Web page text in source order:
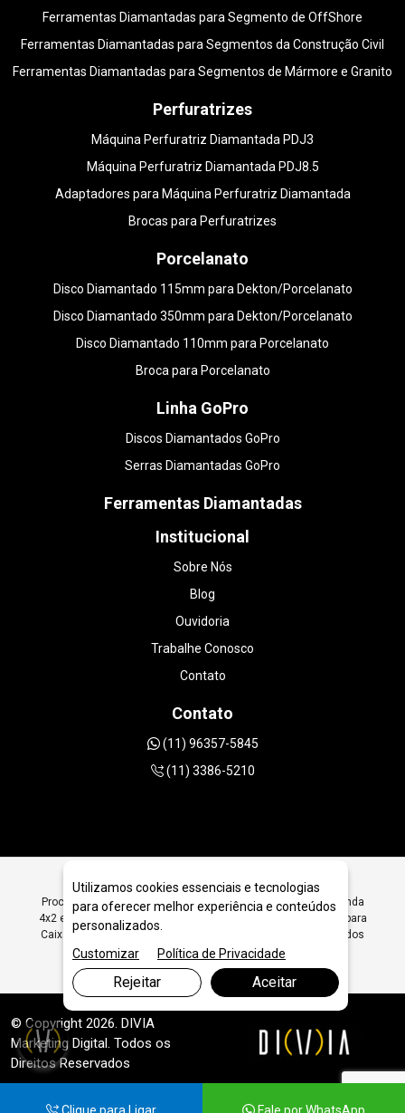
Ferramentas Diamantadas para Segmento de OffShore
Ferramentas Diamantadas para Segmentos da Construção Civil
Ferramentas Diamantadas para Segmentos de Mármore e Granito
Perfuratrizes
Máquina Perfuratriz Diamantada PDJ3
Máquina Perfuratriz Diamantada PDJ8.5
Adaptadores para Máquina Perfuratriz Diamantada
Brocas para Perfuratrizes
Porcelanato
Disco Diamantado 115mm para Dekton/Porcelanato
Disco Diamantado 350mm para Dekton/Porcelanato
Disco Diamantado 110mm para Porcelanato
Broca para Porcelanato
Linha GoPro
Discos Diamantados GoPro
Serras Diamantadas GoPro
Ferramentas Diamantadas
Institucional
Sobre Nós
Blog
Ouvidoria
Trabalhe Conosco
Contato
Contato
(11) 96357-5845
(11) 3386-5210
Procurando Serra Copo Diamantada para Caixa Elétrica Redonda
4x2 em São Paulo SP? Encontre Aqui Serra Copo Diamantada para
Caixa Elétrica Redonda 4x2 em São Paulo SP - JRC Diamantados
© Copyright 2026. DIVIA
Marketing Digital. Todos os
Direitos Reservados
Utilizamos cookies essenciais e tecnologias
para oferecer melhor experiência e conteúdos
personalizados.
Customizar
Política de Privacidade
Rejeitar Aceitar